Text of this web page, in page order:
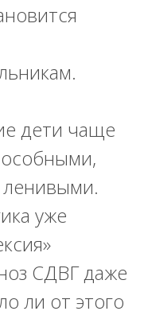
дети чаще
уже
СДВГ даже
ли от этого